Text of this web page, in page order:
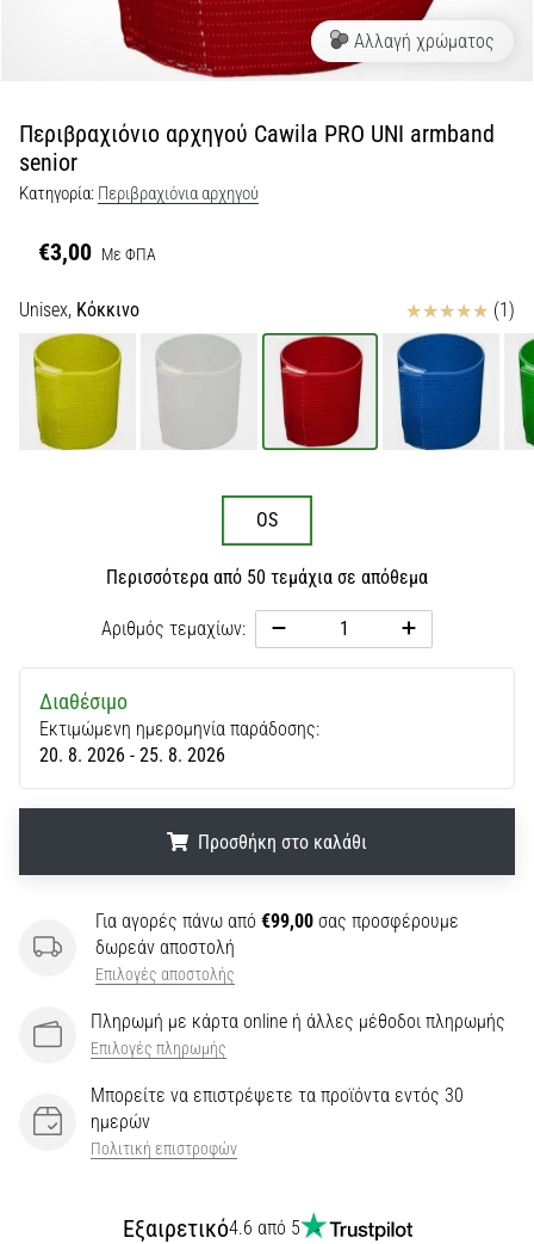
άρθρων
Αλλαγή χρώματος
Περιβραχιόνιο αρχηγού Cawila PRO UNI armband
senior
Κατηγορία: Περιβραχιόνια αρχηγού
€3,00 Με ΦΠΑ
Unisex, Κόκκινο Κριτικές (1)
OS
Περισσότερα από 50 τεμάχια σε απόθεμα
Αριθμός τεμαχίων:
Διαθέσιμο
Εκτιμώμενη ημερομηνία παράδοσης:
20. 8. 2026 - 25. 8. 2026
Προσθήκη στο καλάθι
Για αγορές πάνω από €99,00 σας προσφέρουμε
δωρεάν αποστολή
Επιλογές αποστολής
Πληρωμή με κάρτα online ή άλλες μέθοδοι πληρωμής
Επιλογές πληρωμής
Μπορείτε να επιστρέψετε τα προϊόντα εντός 30
ημερών
Πολιτική επιστροφών
Εξαιρετικό4.6 από 5